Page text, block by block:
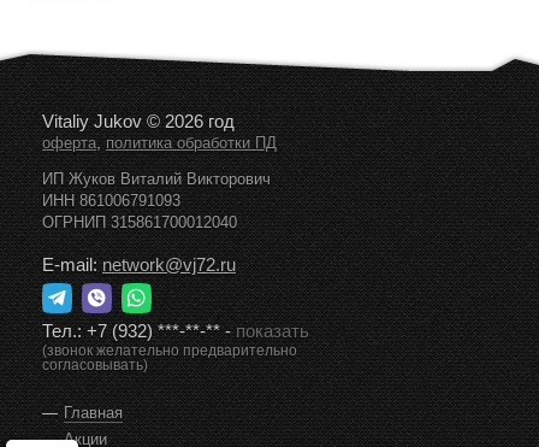
Vitaliy Jukov © 2026 год
оферта,политика обработки ПД
ИП Жуков Виталий Викторович
ИНН 861006791093
ОГРНИП 315861700012040
E-mail:network@vj72.ru
Тел.:+7 (932) ***-**-**-показать
(звонок желательно предварительно
согласовывать)
Главная
Акции